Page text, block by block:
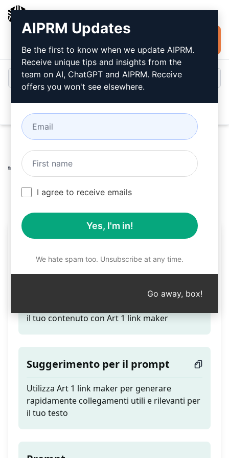
gratuitamente
Home / Prompt dell’intelligenza artificiale
Copywriting
Prompts
Creatore di link Art 1
42
0 13
Creatore di link Art 1
il tuo contenuto con Art 1 link maker
Suggerimento per il prompt
Utilizza Art 1 link maker per generare
rapidamente collegamenti utili e rilevanti per
il tuo testo
AIPRM Updates
Be the first to know when we update AIPRM.
Receive unique tips and insights from the
team on AI, ChatGPT and AIPRM. Receive
offers you won't see elsewhere.
I agree to receive emails
Yes, I'm in!
We hate spam too. Unsubscribe at any time.
Go away, box!